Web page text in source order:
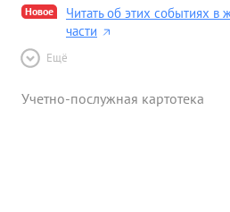
Новое
Читать об этих событиях в
части
Ещё
Учетно-послужная картотека